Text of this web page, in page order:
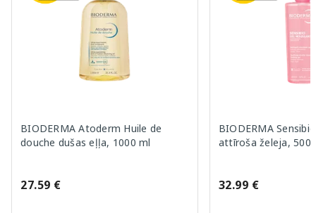
BIODERMA Atoderm Huile de
douche dušas eļļa, 1000 ml
27.59 €
BIODERMA
attīroša želeja, 500
32.99 €